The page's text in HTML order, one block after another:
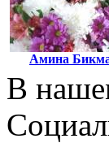
Амина
В